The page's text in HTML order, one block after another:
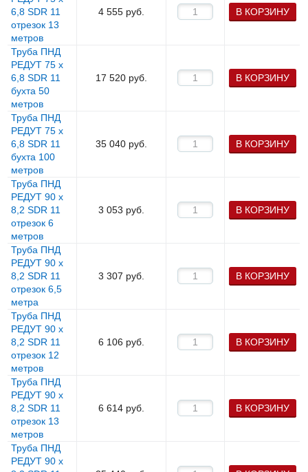
6,8 SDR 11
отрезок 13
метров
4 555 руб. В КОРЗИНУ
Труба ПНД
РЕДУТ 75 х
6,8 SDR 11
бухта 50
метров
17 520 руб. В КОРЗИНУ
Труба ПНД
РЕДУТ 75 х
6,8 SDR 11
бухта 100
метров
35 040 руб. В КОРЗИНУ
Труба ПНД
РЕДУТ 90 х
8,2 SDR 11
отрезок 6
метров
3 053 руб. В КОРЗИНУ
Труба ПНД
РЕДУТ 90 х
8,2 SDR 11
отрезок 6,5
метра
3 307 руб. В КОРЗИНУ
Труба ПНД
РЕДУТ 90 х
8,2 SDR 11
отрезок 12
метров
6 106 руб. В КОРЗИНУ
Труба ПНД
РЕДУТ 90 х
8,2 SDR 11
отрезок 13
метров
6 614 руб. В КОРЗИНУ
Труба ПНД
РЕДУТ 90 х